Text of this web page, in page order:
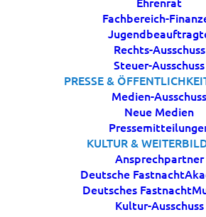
Fachbereich-
Rechts-Ausschuss
Steuer-Ausschuss
PRESSE &
Medien-Ausschuss
Neue Medien
KULTUR &
Ansprechpartner
Deutsche
Deutsches
Kultur-Ausschuss
BDK | Das BDK Präsidium ist
Ströbl aus Köln wurde bei der 42.
Samstag, 21. September, in
Beisitzer gewählt. Er übernimmt
zuvor Holger Kirsch für zwei Jahre
jedoch aus dem Präsidium
Leitung des Rosenmontagszuges in